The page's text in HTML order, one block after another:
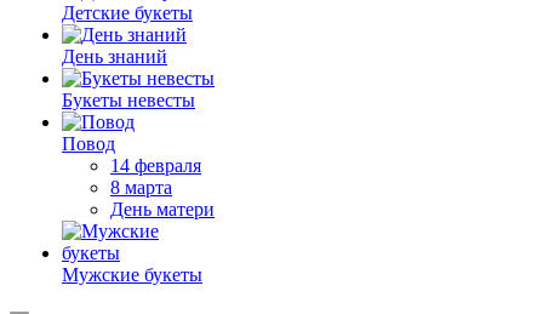
Детские букеты
День знаний
Букеты невесты
Повод
14 февраля
8 марта
День матери
Мужские букеты